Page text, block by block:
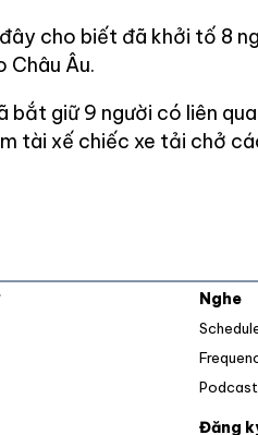
cho biết đã khởi tố 8
Châu Âu.
bắt giữ 9 người có liên
tài xế chiếc xe tải chở
Nghe
Đăng